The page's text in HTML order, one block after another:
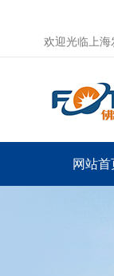
欢迎光临上海
网站首